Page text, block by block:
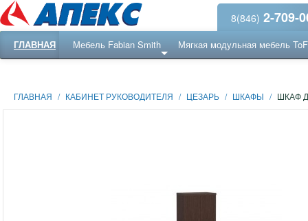
8(846) 2-709-
ГЛАВНАЯ Мебель Fabian Smith Мягкая модульная мебель
ГЛАВНАЯ / КАБИНЕТ РУКОВОДИТЕЛЯ / ЦЕЗАРЬ / ШКАФЫ / ШКАФ